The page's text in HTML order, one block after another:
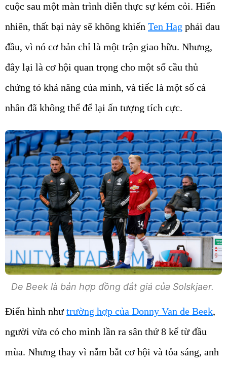
cuộc sau một màn trình diễn thực sự kém cỏi. Hiển
nhiên, thất bại này sẽ không khiến Ten Hag phải đau
đầu, vì nó cơ bản chỉ là một trận giao hữu. Nhưng,
đây lại là cơ hội quan trọng cho một số cầu thủ
chứng tỏ khả năng của mình, và tiếc là một số cá
nhân đã không thể để lại ấn tượng tích cực.
De Beek là bản hợp đồng đắt giá của Solskjaer.
Điển hình nhưtrường hợp của Donny Van de Beek,
người vừa có cho mình lần ra sân thứ 8 kể từ đầu
mùa. Nhưng thay vì nắm bắt cơ hội và tỏa sáng, anh